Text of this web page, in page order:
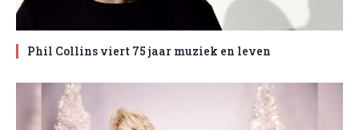
Phil Collins viert 75 jaar muziek en leven